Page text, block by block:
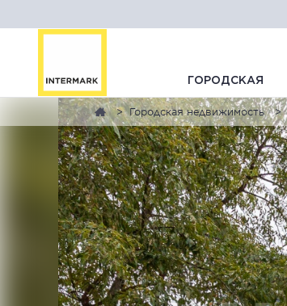
ГОРОДСКАЯ
Городская недвижимость